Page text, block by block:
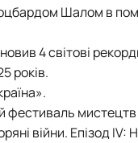
Шалом в
4 світові
років.
фестиваль
війни. Епізод